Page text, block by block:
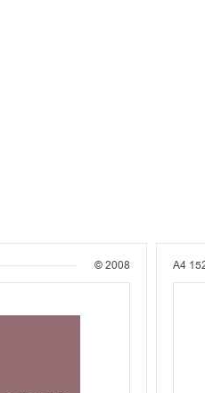
© 2008 A4